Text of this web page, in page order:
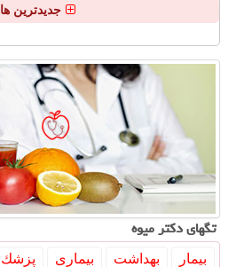
جدیدترین ها
تگهای دكتر میوه
بیمار بهداشت بیماری پزشك